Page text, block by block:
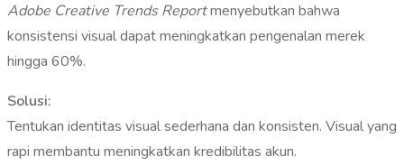
Adobe Creative Trends Reportmenyebutkan bahwa
konsistensi visual dapat meningkatkan pengenalan merek
hingga 60%.
Solusi:
Tentukan identitas visual sederhana dan konsisten. Visual yang
rapi membantu meningkatkan kredibilitas akun.